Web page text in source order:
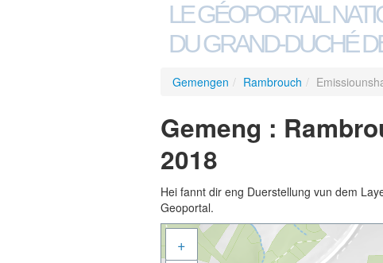
LE GÉOPORTAIL
DU GRAND-DUCHÉ
Gemengen / Rambrouch /
Gemeng :
2018
Hei fannt dir eng Duerstellung vun dem
Geoportal.
+